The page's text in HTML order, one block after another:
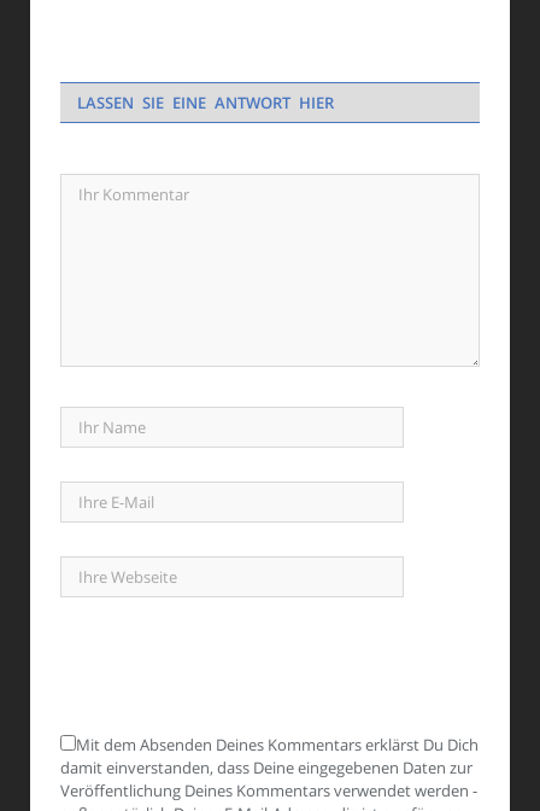
LASSEN SIE EINE ANTWORT HIER
Mit dem Absenden Deines Kommentars erklärst Du Dich
damit einverstanden, dass Deine eingegebenen Daten zur
Veröffentlichung Deines Kommentars verwendet werden -